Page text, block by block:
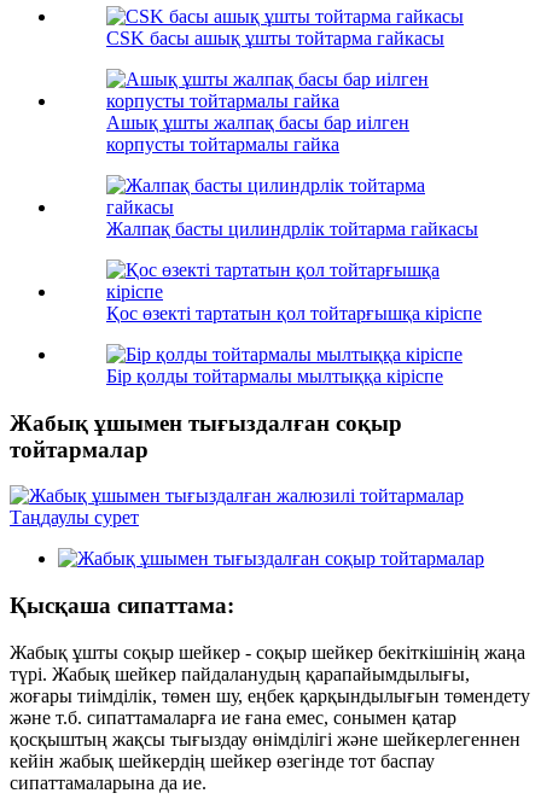
CSK басы ашық ұшты тойтарма гайкасы
Ашық ұшты жалпақ басы бар иілген
корпусты тойтармалы гайка
Жалпақ басты цилиндрлік тойтарма гайкасы
Қос өзекті тартатын қол тойтарғышқа кіріспе
Бір қолды тойтармалы мылтыққа кіріспе
Жабық ұшымен тығыздалған соқыр
тойтармалар
Қысқаша сипаттама:
Жабық ұшты соқыр шейкер - соқыр шейкер бекіткішінің жаңа
түрі. Жабық шейкер пайдаланудың қарапайымдылығы,
жоғары тиімділік, төмен шу, еңбек қарқындылығын төмендету
және т.б. сипаттамаларға ие ғана емес, сонымен қатар
қосқыштың жақсы тығыздау өнімділігі және шейкерлегеннен
кейін жабық шейкердің шейкер өзегінде тот баспау
сипаттамаларына да ие.